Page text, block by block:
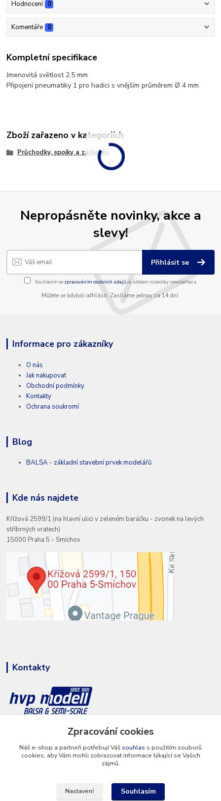
Hodnocení 0
Komentáře 0
Kompletní specifikace
Jmenovitá světlost 2,5 mm
Připojení pneumatiky 1 pro hadici s vnějším průměrem Ø 4 mm
Zboží zařazeno v kategoriích
Průchodky, spojky a záslepky
Nepropásněte novinky, akce a
slevy!
Přihlásit se
Souhlasím se zpracováním osobních údajůza účelem rozesílky newsletteru.
Můžete se kdykoli odhlásit. Zasíláme jednou za 14 dní.
Informace pro zákazníky
O nás
Jak nakupovat
Obchodní podmínky
Kontakty
Ochrana soukromí
Blog
BALSA - základní stavební prvek modelářů
Kde nás najdete
Křížová 2599/1 (na hlavní ulici v zeleném baráčku - zvonek na levých
stříbrných vratech)
15000 Praha 5 - Smíchov
Kontakty
+420 777 286 674
info@hvp-modell.cz
Zpracování cookies
Náš e-shop a partneři potřebují Váš souhlas s použitím souborů
cookies, aby Vám mohli zobrazovat informace týkající se Vašich
zájmů.
Nastavení Souhlasím